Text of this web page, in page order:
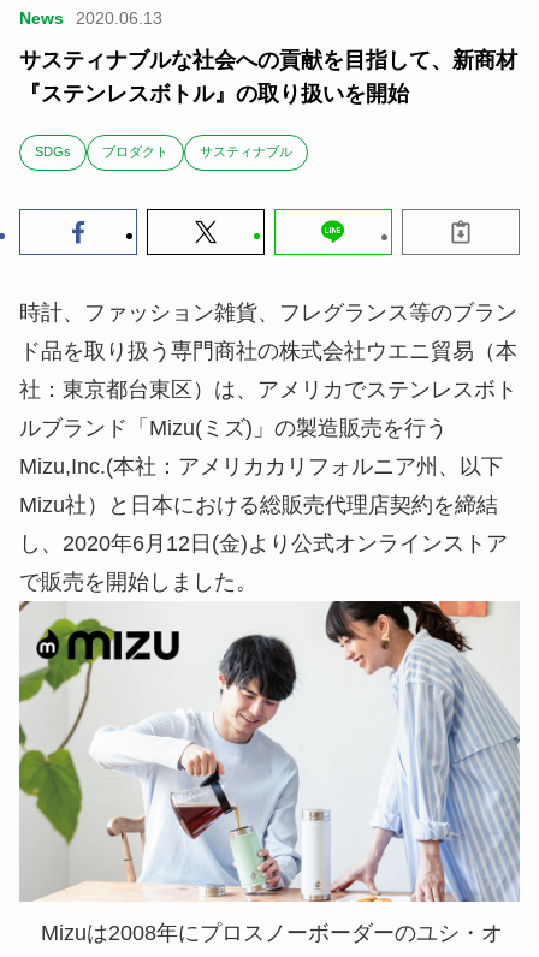
News 2020.06.13
サスティナブルな社会への貢献を目指して、新商材
『ステンレスボトル』の取り扱いを開始
SDGs ブロダクト サスティナブル
時計、ファッション雑貨、フレグランス等のブラン
ド品を取り扱う専門商社の株式会社ウエニ貿易（本
社：東京都台東区）は、アメリカでステンレスボト
ルブランド「Mizu(ミズ)」の製造販売を行う
Mizu,Inc.(本社：アメリカカリフォルニア州、以下
Mizu社）と日本における総販売代理店契約を締結
し、2020年6月12日(金)より公式オンラインストア
で販売を開始しました。
Mizuは2008年にプロスノーボーダーのユシ・オ